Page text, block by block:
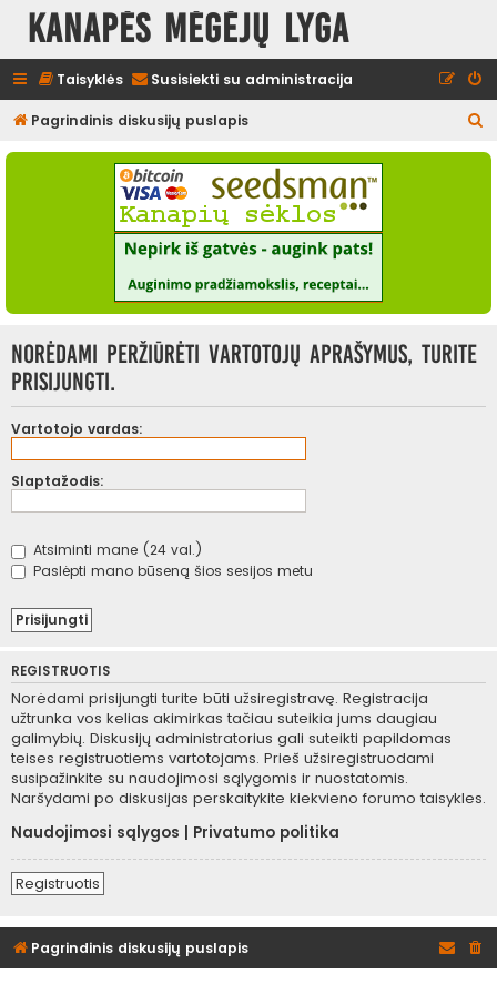
Kanapės mėgėjų lyga
Taisyklės Susisiekti su administracija
Pagrindinis diskusijų puslapis
e
Norėdami peržiūrėti vartotojų aprašymus, turite
prisijungti.
Vartotojo vardas:
Slaptažodis:
Atsiminti mane (24 val.)
Paslėpti mano būseną šios sesijos metu
REGISTRUOTIS
Norėdami prisijungti turite būti užsiregistravę. Registracija
užtrunka vos kelias akimirkas tačiau suteikia jums daugiau
galimybių. Diskusijų administratorius gali suteikti papildomas
teises registruotiems vartotojams. Prieš užsiregistruodami
susipažinkite su naudojimosi sąlygomis ir nuostatomis.
Naršydami po diskusijas perskaitykite kiekvieno forumo taisykles.
Naudojimosi sąlygos
Privatumo politika
Registruotis
Pagrindinis diskusijų puslapis